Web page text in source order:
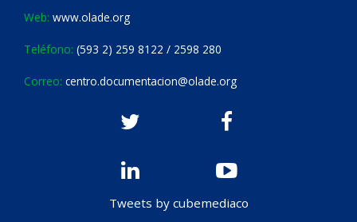
Web: www.olade.org
Teléfono: (593 2) 259 8122 / 2598 280
Correo: centro.documentacion@olade.org
Tweets by cubemediaco